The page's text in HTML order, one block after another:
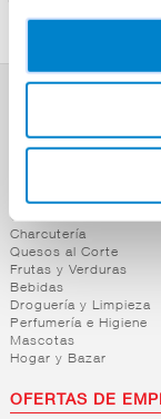
Alimentación
Congelados
Carnicería
Charcutería
Quesos al Corte
Frutas y Verduras
Bebidas
Droguería y Limpieza
Perfumería e Higiene
Mascotas
Hogar y Bazar
OFERTAS DE